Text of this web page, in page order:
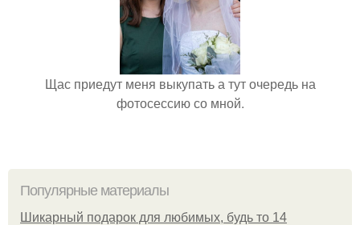
Щас приедут меня выкупать а тут очередь на
фотосессию со мной.
Популярные материалы
Шикарный подарок для любимых, будь то 14